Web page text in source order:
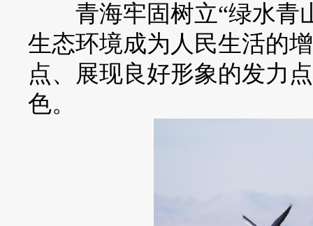
青海牢固树立“绿水青
生态环境成为人民生活的
点、展现良好形象的发力
色。